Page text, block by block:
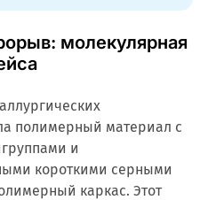
молекулярная
полимерный материал с
и
короткими серными
каркас. Этот